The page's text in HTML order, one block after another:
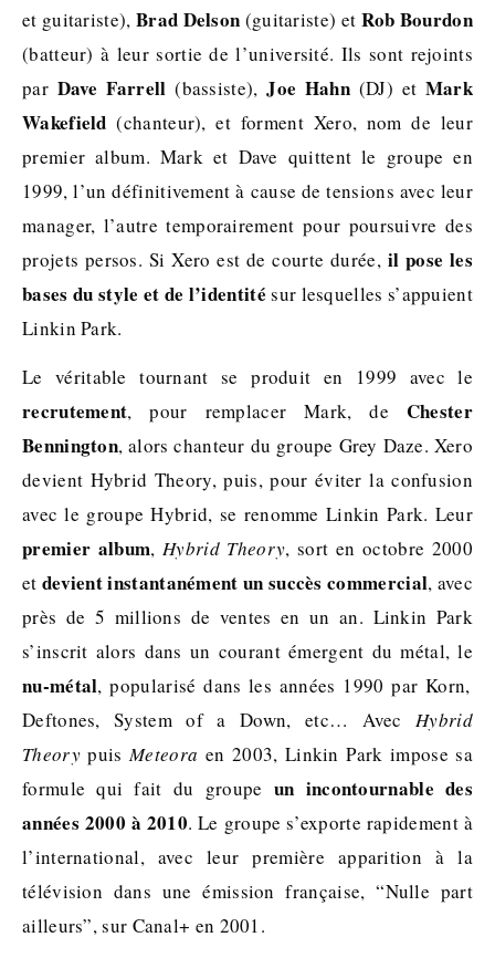
et guitariste), Brad Delson (guitariste) et Rob Bourdon
(batteur) à leur sortie de l’université. Ils sont rejoints
par Dave Farrell (bassiste),Joe Hahn (DJ) et Mark
Wakefield (chanteur), et forment Xero, nom de leur
premier album. Mark et Dave quittent le groupe en
1999, l’un définitivement à cause de tensions avec leur
manager, l’autre temporairement pour poursuivre des
projets persos. Si Xero est de courte durée, il pose les
bases du style et de l’identité sur lesquelles s’appuient
Linkin Park.
Le véritable tournant se produit en 1999 avec le
recrutement, pour remplacer Mark, de Chester
Bennington, alors chanteur du groupe Grey Daze. Xero
devient Hybrid Theory, puis, pour éviter la confusion
avec le groupe Hybrid, se renomme Linkin Park. Leur
premier album,Hybrid Theory, sort en octobre 2000
et devient instantanément un succès commercial, avec
près de 5 millions de ventes en un an. Linkin Park
s’inscrit alors dans un courant émergent du métal, le
nu-métal, popularisé dans les années 1990 par Korn,
Deftones, System of a Down, etc… AvecHybrid
TheorypuisMeteora en 2003, Linkin Park impose sa
formule qui fait du groupe un incontournable des
années 2000 à 2010. Le groupe s’exporte rapidement à
l’international, avec leur première apparition à la
télévision dans une émission française, “Nulle part
ailleurs”, sur Canal+ en 2001.